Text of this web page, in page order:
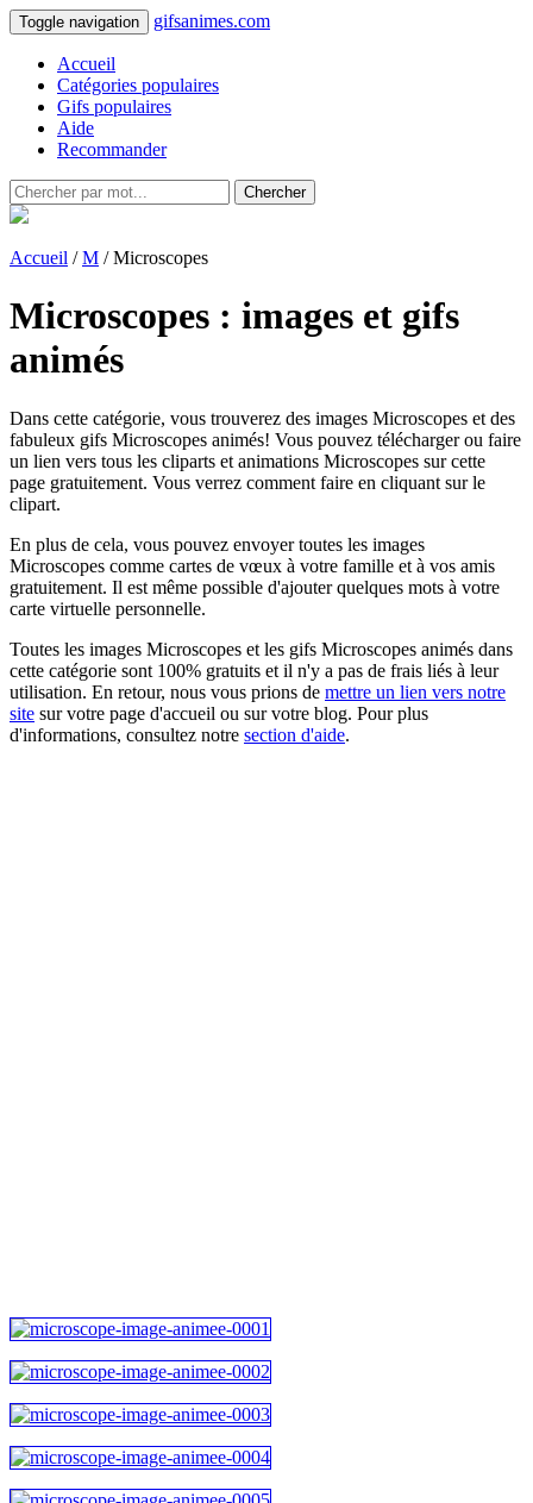
Toggle navigation gifsanimes.com
Accueil
Catégories populaires
Gifs populaires
Aide
Recommander
Chercher
Accueil /M / Microscopes
Microscopes : images et gifs
animés
Dans cette catégorie, vous trouverez des images Microscopes et des
fabuleux gifs Microscopes animés! Vous pouvez télécharger ou faire
un lien vers tous les cliparts et animations Microscopes sur cette
page gratuitement. Vous verrez comment faire en cliquant sur le
clipart.
En plus de cela, vous pouvez envoyer toutes les images
Microscopes comme cartes de vœux à votre famille et à vos amis
gratuitement. Il est même possible d'ajouter quelques mots à votre
carte virtuelle personnelle.
Toutes les images Microscopes et les gifs Microscopes animés dans
cette catégorie sont 100% gratuits et il n'y a pas de frais liés à leur
utilisation. En retour, nous vous prions de mettre un lien vers notre
site sur votre page d'accueil ou sur votre blog. Pour plus
d'informations, consultez notre section d'aide.